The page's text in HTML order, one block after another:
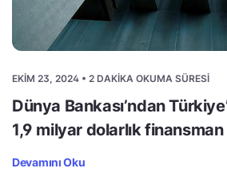
EKIM 23, 2024 • 2 DAKIKA OKUMA SÜRESI
Dünya Bankası’ndan
1,9 milyar dolarlık finansman
Devamını Oku